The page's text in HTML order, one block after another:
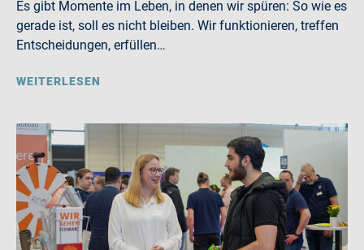
Es gibt Momente im Leben, in denen wir spüren: So wie es
gerade ist, soll es nicht bleiben. Wir funktionieren, treffen
Entscheidungen, erfüllen…
WEITERLESEN